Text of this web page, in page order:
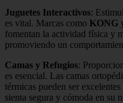
Juguetes Interactivos:
es vital. Marcas como KONG
fomentan la actividad física y
promoviendo un
Camas y Refugios:
es esencial. Las camas
térmicas pueden ser
sienta segura y cómoda en su